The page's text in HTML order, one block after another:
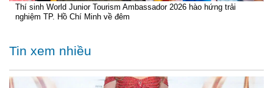
Thí sinh World Junior Tourism Ambassador 2026 hào hứng trải
nghiệm TP. Hồ Chí Minh về đêm
Tin xem nhiều